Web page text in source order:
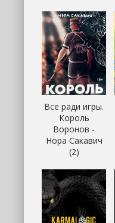
Все ради игры.
Король
Воронов -
Нора Сакавич
(2)